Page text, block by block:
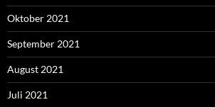
Oktober 2021
September 2021
August 2021
Juli 2021